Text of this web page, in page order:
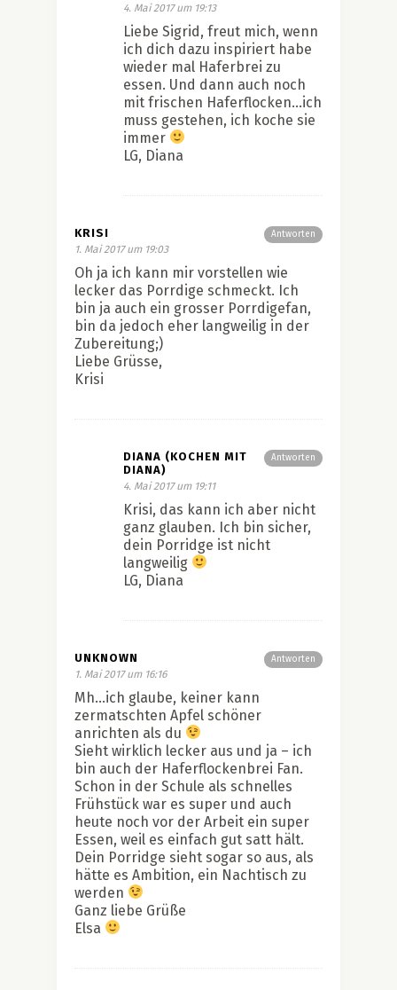
4. Mai 2017 um 19:13
Liebe Sigrid, freut mich, wenn
ich dich dazu inspiriert habe
wieder mal Haferbrei zu
essen. Und dann auch noch
mit frischen Haferflocken…ich
muss gestehen, ich koche sie
immer
LG, Diana
Antworten
KRISI
1. Mai 2017 um 19:03
Oh ja ich kann mir vorstellen wie
lecker das Porrdige schmeckt. Ich
bin ja auch ein grosser Porrdigefan,
bin da jedoch eher langweilig in der
Zubereitung;)
Liebe Grüsse,
Krisi
Antworten
DIANA (KOCHEN MIT
DIANA)
4. Mai 2017 um 19:11
Krisi, das kann ich aber nicht
ganz glauben. Ich bin sicher,
dein Porridge ist nicht
langweilig
LG, Diana
Antworten
UNKNOWN
1. Mai 2017 um 16:16
Mh…ich glaube, keiner kann
zermatschten Apfel schöner
anrichten als du
Sieht wirklich lecker aus und ja – ich
bin auch der Haferflockenbrei Fan.
Schon in der Schule als schnelles
Frühstück war es super und auch
heute noch vor der Arbeit ein super
Essen, weil es einfach gut satt hält.
Dein Porridge sieht sogar so aus, als
hätte es Ambition, ein Nachtisch zu
werden
Ganz liebe Grüße
Elsa